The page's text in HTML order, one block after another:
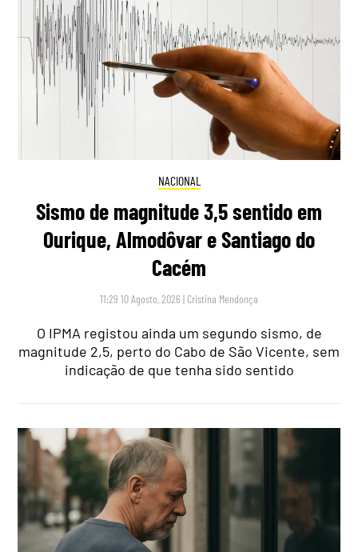
NACIONAL
Sismo de magnitude 3,5 sentido em
Ourique, Almodôvar e Santiago do
Cacém
11:29 10 Agosto, 2026 | Cristina Mendonça
O IPMA registou ainda um segundo sismo, de
magnitude 2,5, perto do Cabo de São Vicente, sem
indicação de que tenha sido sentido